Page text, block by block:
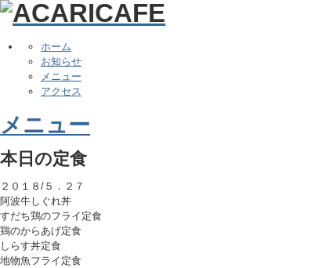
ホーム
お知らせ
メニュー
アクセス
メニュー
本日の定食
２０１８/５．２７
阿波牛しぐれ丼
すだち鶏のフライ定食
鶏のからあげ定食
しらす丼定食
地物魚フライ定食